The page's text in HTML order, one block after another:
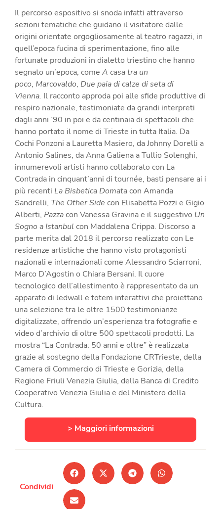
Il percorso espositivo si snoda infatti attraverso
sezioni tematiche che guidano il visitatore dalle
origini orientate orgogliosamente al teatro ragazzi, in
quell’epoca fucina di sperimentazione, fino alle
fortunate produzioni in dialetto triestino che hanno
segnato un’epoca, come A casa tra un
poco, Marcovaldo, Due paia di calze di seta di
Vienna. Il racconto approda poi alle sfide produttive di
respiro nazionale, testimoniate da grandi interpreti
dagli anni ’90 in poi e da centinaia di spettacoli che
hanno portato il nome di Trieste in tutta Italia. Da
Cochi Ponzoni a Lauretta Masiero, da Johnny Dorelli a
Antonio Salines, da Anna Galiena a Tullio Solenghi,
innumerevoli artisti hanno collaborato con La
Contrada in cinquant’anni di tournée, basti pensare ai i
più recenti La Bisbetica Domatacon Amanda
Sandrelli, The Other Side con Elisabetta Pozzi e Gigio
Alberti, Pazzacon Vanessa Gravina e il suggestivo Un
Sogno a Istanbul con Maddalena Crippa. Discorso a
parte merita dal 2018 il percorso realizzato con Le
residenze artistiche che hanno visto protagonisti
nazionali e internazionali come Alessandro Sciarroni,
Marco D’Agostin o Chiara Bersani. Il cuore
tecnologico dell’allestimento è rappresentato da un
apparato di ledwall e totem interattivi che proiettano
una selezione tra le oltre 1500 testimonianze
digitalizzate, offrendo un’esperienza tra fotografie e
video d’archivio di oltre 500 spettacoli prodotti. La
mostra “La Contrada: 50 anni e oltre” è realizzata
grazie al sostegno della Fondazione CRTrieste, della
Camera di Commercio di Trieste e Gorizia, della
Regione Friuli Venezia Giulia, della Banca di Credito
Cooperativo Venezia Giulia e del Ministero della
Cultura.
> Maggiori informazioni
Condividi